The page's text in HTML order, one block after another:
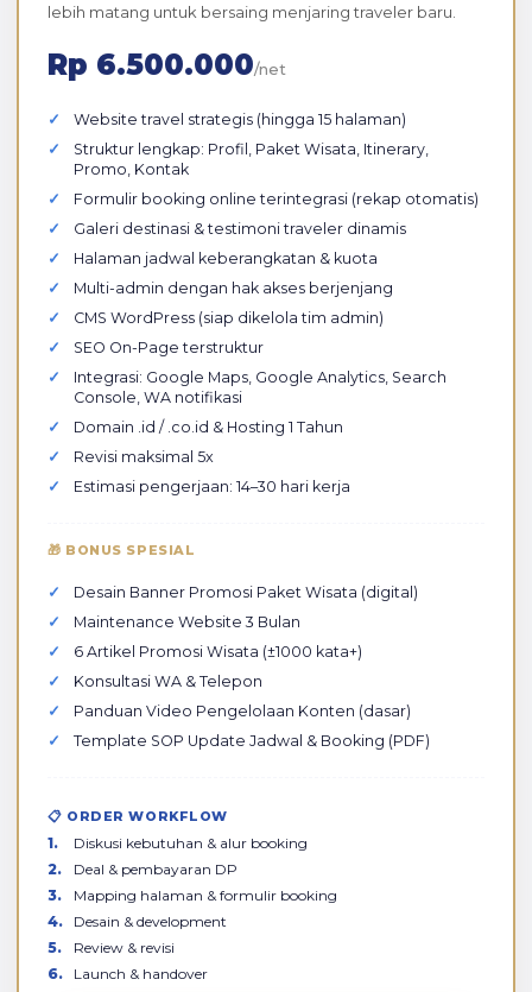
lebih matang untuk bersaing menjaring traveler baru.
Rp 6.500.000/net
Website travel strategis (hingga 15 halaman)
Struktur lengkap: Profil, Paket Wisata, Itinerary,
Promo, Kontak
Formulir booking online terintegrasi (rekap otomatis)
Galeri destinasi & testimoni traveler dinamis
Halaman jadwal keberangkatan & kuota
Multi-admin dengan hak akses berjenjang
CMS WordPress (siap dikelola tim admin)
SEO On-Page terstruktur
Integrasi: Google Maps, Google Analytics, Search
Console, WA notifikasi
Domain .id / .co.id & Hosting 1 Tahun
Revisi maksimal 5x
Estimasi pengerjaan: 14–30 hari kerja
🎁 BONUS SPESIAL
Desain Banner Promosi Paket Wisata (digital)
Maintenance Website 3 Bulan
6 Artikel Promosi Wisata (±1000 kata+)
Konsultasi WA & Telepon
Panduan Video Pengelolaan Konten (dasar)
Template SOP Update Jadwal & Booking (PDF)
📋 ORDER WORKFLOW
Diskusi kebutuhan & alur booking
Deal & pembayaran DP
Mapping halaman & formulir booking
Desain & development
Review & revisi
Launch & handover